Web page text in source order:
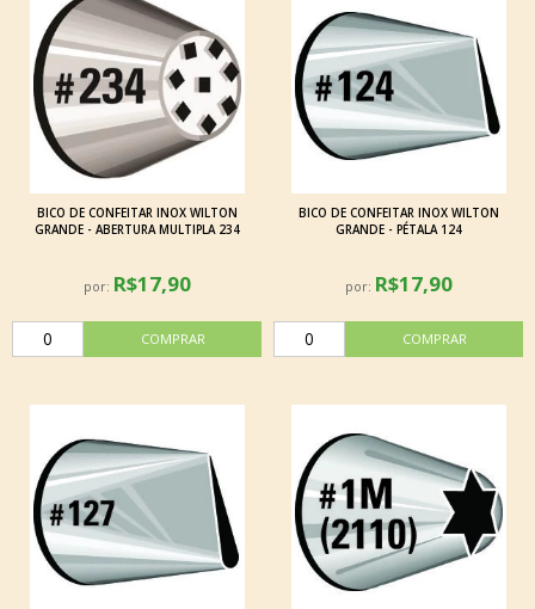
BICO DE CONFEITAR INOX WILTON
GRANDE - ABERTURA MULTIPLA 234
por: R$17,90
BICO DE CONFEITAR INOX WILTON
GRANDE - PÉTALA 124
por: R$17,90